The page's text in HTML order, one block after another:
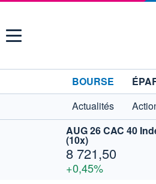
Menu
BOURSE
Actualités
AUG 26 CAC 40
(10x)
8 721,50
+0,45%